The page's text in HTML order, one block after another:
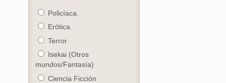
Policíaca.
Erótica.
Terror
Isekai (Otros
mundos/Fantasía)
Ciencia Ficción